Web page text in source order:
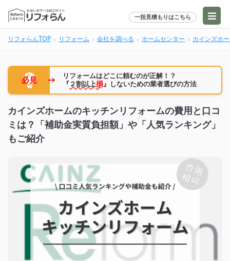
一括見積もりはこちら
リフォらんTOP リフォーム 会社を調べる ホームセンター カインズホ
必見 →
リフォームはどこに頼むのが正解！？
『 ２割以上損』しないための業者選びの方法
カインズホームのキッチンリフォームの費用と口コ
ミは？「補助金実質負担額」や「人気ランキング」
もご紹介